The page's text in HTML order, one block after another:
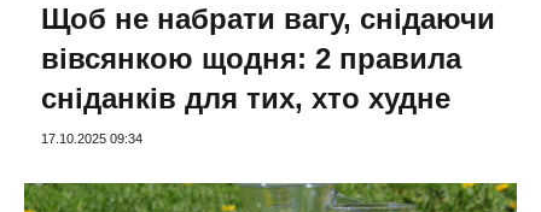
Щоб не набрати вагу, снідаючи
вівсянкою щодня: 2 правила
сніданків для тих, хто худне
17.10.2025 09:34